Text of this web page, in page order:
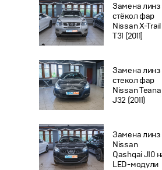
Замена линз
стёкол фар
Nissan X-Trail
T31 (2011)
Замена линз
стекол фар
Nissan Teana
J32 (2011)
Замена линз
Nissan
Qashqai J10
LED-модули